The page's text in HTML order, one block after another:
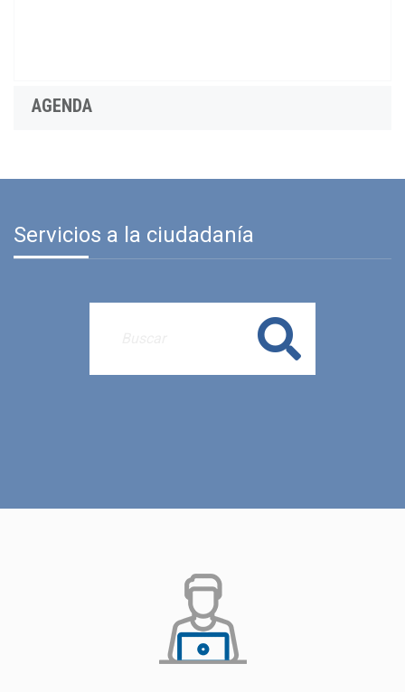
AGENDA
Servicios a la ciudadanía
Buscar